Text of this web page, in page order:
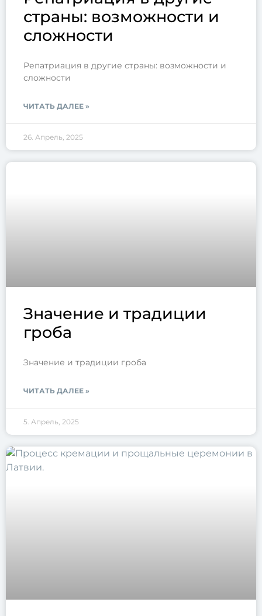
страны: возможности и
сложности
Репатриация в другие страны: возможности и
сложности
ЧИТАТЬ ДАЛЕЕ »
26. Апрель, 2025
Значение и традиции
гроба
Значение и традиции гроба
ЧИТАТЬ ДАЛЕЕ »
5. Апрель, 2025